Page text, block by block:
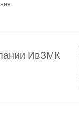
ИвЗМК